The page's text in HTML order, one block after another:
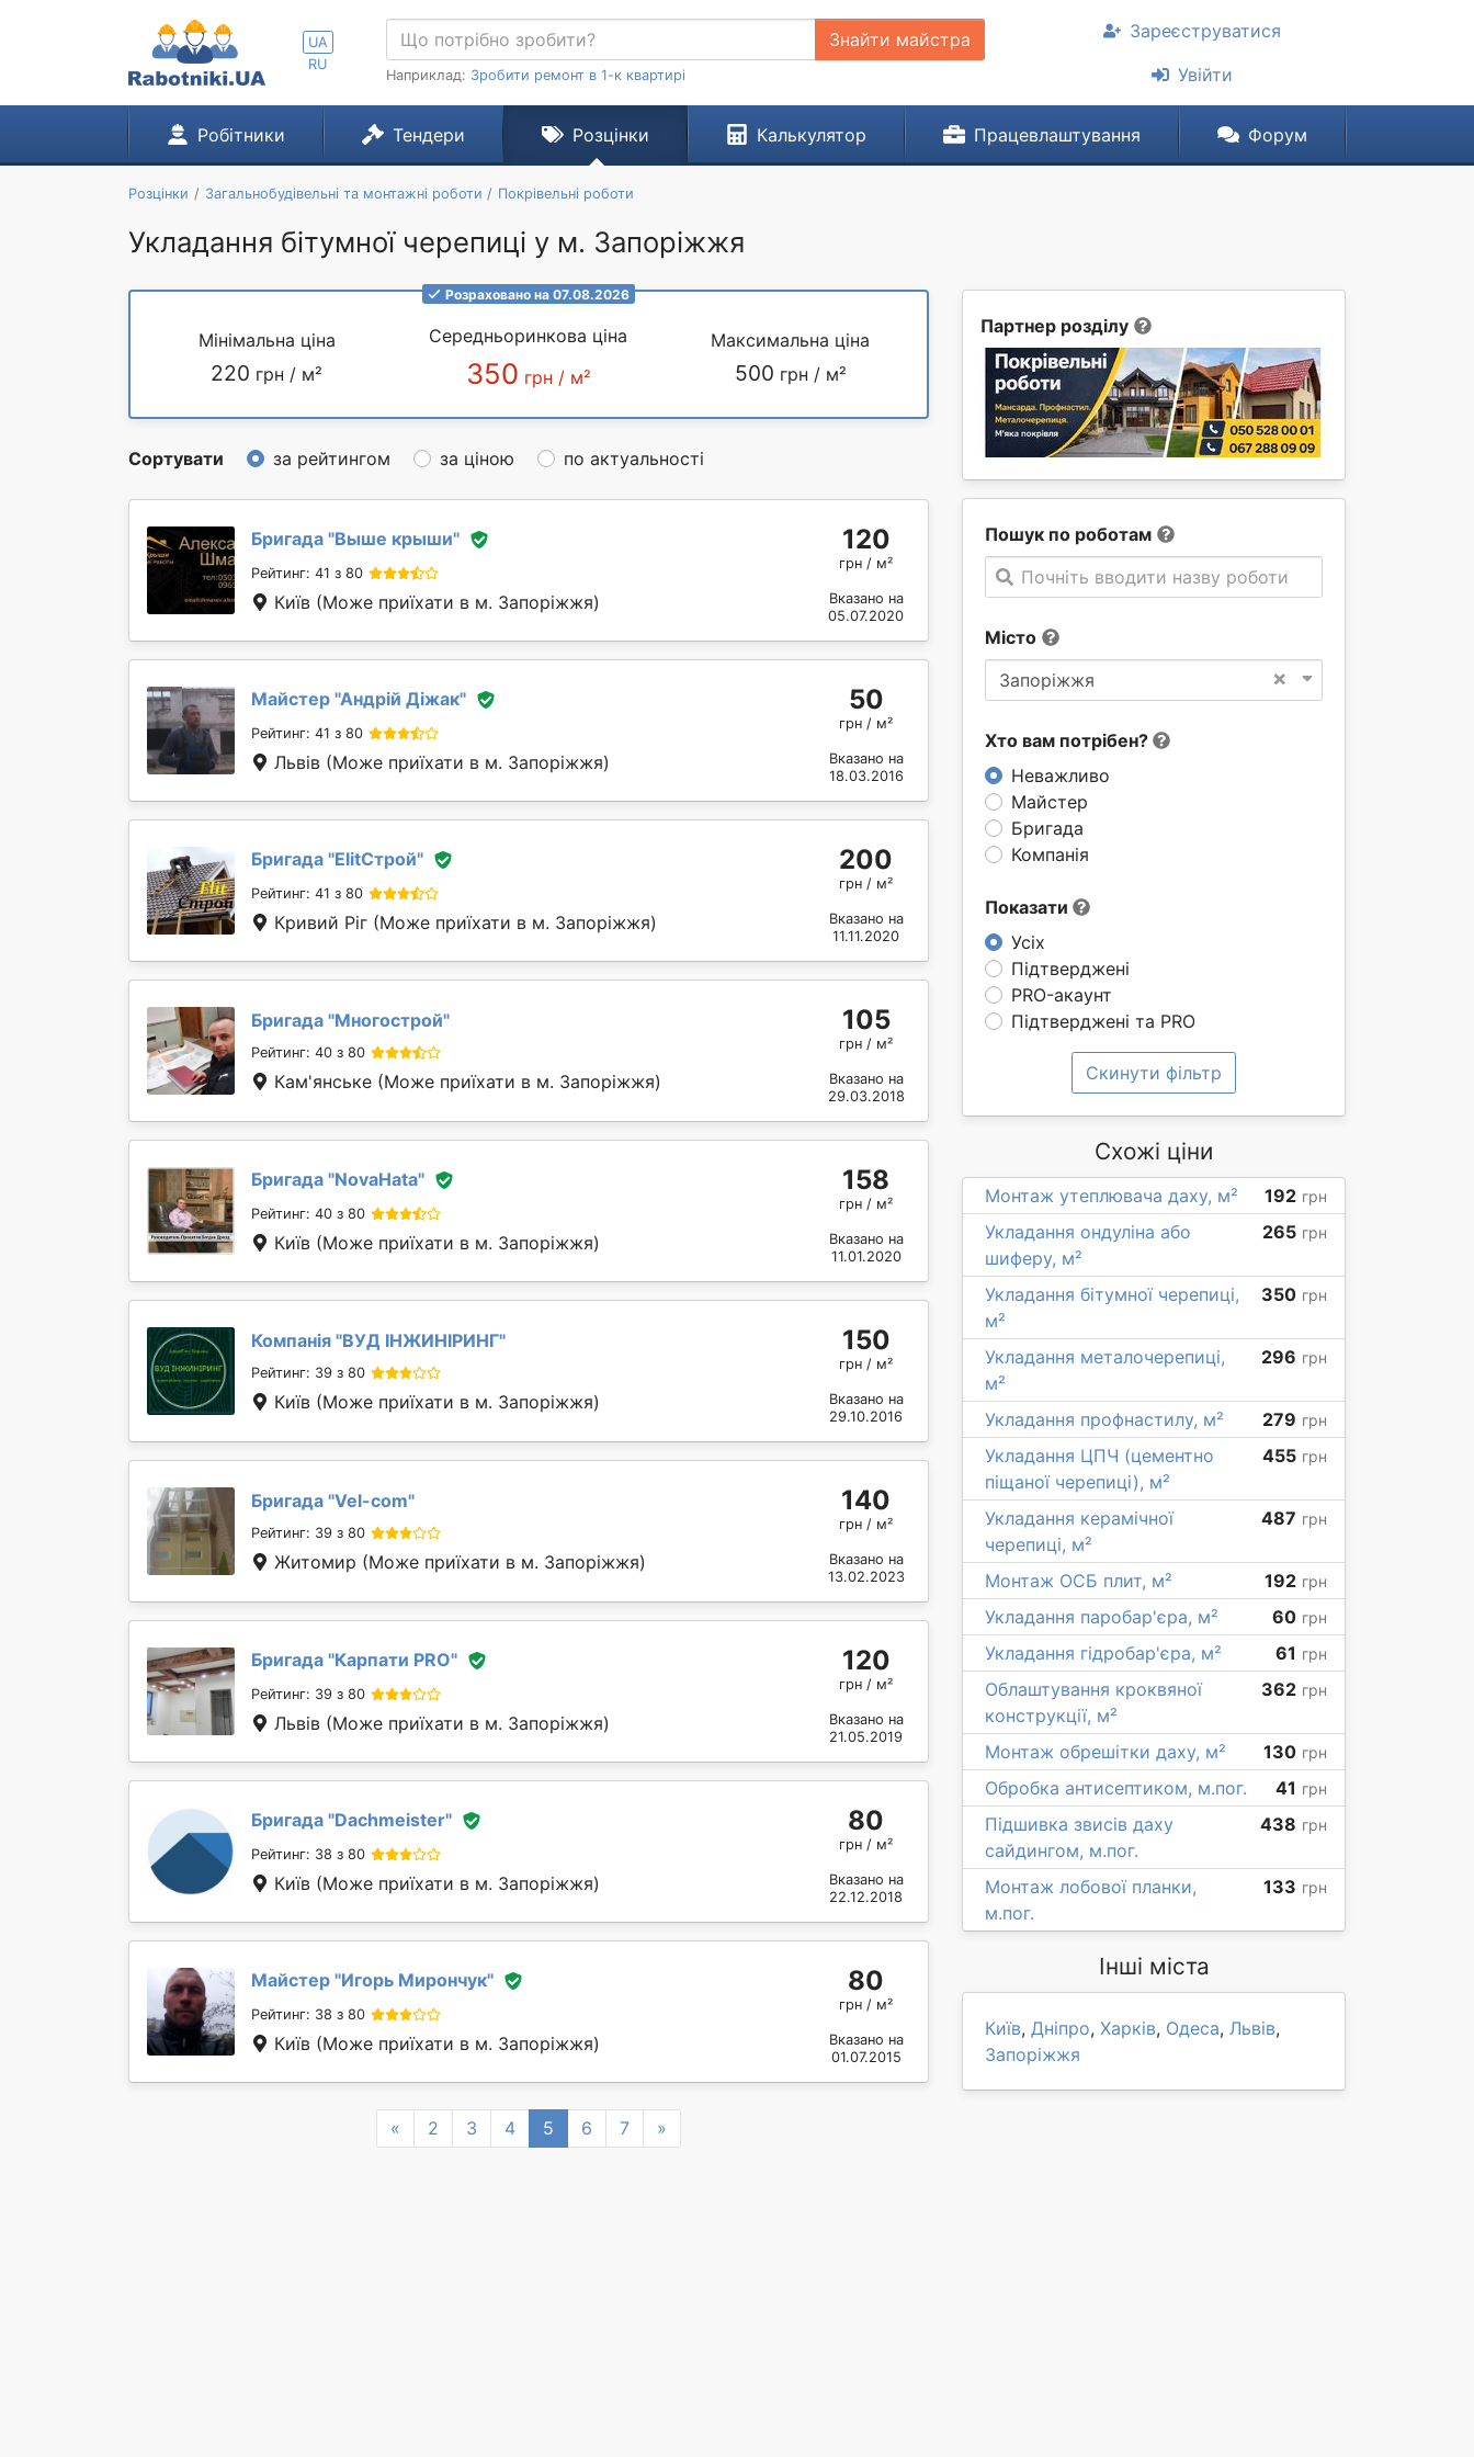
UA
RU
Знайти майстра
Наприклад: Зробити ремонт в 1-к квартирі
Зареєструватися
Увійти
Робітники Тендери Розцінки Калькулятор Працевлаштування Форум
Розцінки Загальнобудівельні та монтажні роботи Покрівельні роботи
Укладання бітумної черепиці у м. Запоріжжя
Партнер розділу
Пошук по роботам
Почніть вводити назву роботи
Місто
×
Запоріжжя
Хто вам потрібен?
Неважливо
Майстер
Бригада
Компанія
Показати
Усіх
Підтверджені
PRO-акаунт
Підтверджені та PRO
Скинути фільтр
Розраховано на 07.08.2026
Мінімальна ціна
220 грн / м²
Середньоринкова ціна
350 грн / м²
Максимальна ціна
500 грн / м²
Сортувати за рейтингом за ціною по актуальності
Бригада "Выше крыши"
Рейтинг: 41 з 80
Київ (Може приїхати в м. Запоріжжя)
120
грн / м²
Вказано на
05.07.2020
Майстер "Андрій Діжак"
Рейтинг: 41 з 80
Львів (Може приїхати в м. Запоріжжя)
50
грн / м²
Вказано на
18.03.2016
Бригада "ElitСтрой"
Рейтинг: 41 з 80
Кривий Ріг (Може приїхати в м. Запоріжжя)
200
грн / м²
Вказано на
11.11.2020
Бригада "Многострой"
Рейтинг: 40 з 80
Кам'янське (Може приїхати в м. Запоріжжя)
105
грн / м²
Вказано на
29.03.2018
Бригада "NovaHata"
Рейтинг: 40 з 80
Київ (Може приїхати в м. Запоріжжя)
158
грн / м²
Вказано на
11.01.2020
Компанія "ВУД ІНЖИНІРИНГ"
Рейтинг: 39 з 80
Київ (Може приїхати в м. Запоріжжя)
150
грн / м²
Вказано на
29.10.2016
Бригада "Vel-com"
Рейтинг: 39 з 80
Житомир (Може приїхати в м. Запоріжжя)
140
грн / м²
Вказано на
13.02.2023
Бригада "Карпати PRO"
Рейтинг: 39 з 80
Львів (Може приїхати в м. Запоріжжя)
120
грн / м²
Вказано на
21.05.2019
Бригада "Dachmeister"
Рейтинг: 38 з 80
Київ (Може приїхати в м. Запоріжжя)
80
грн / м²
Вказано на
22.12.2018
Майстер "Игорь Мирончук"
Рейтинг: 38 з 80
Київ (Може приїхати в м. Запоріжжя)
80
грн / м²
Вказано на
01.07.2015
« Previous
2 3 4 5 6 7 »
Схожі ціни
Монтаж утеплювача даху, м² 192 грн
Укладання ондуліна або
шиферу, м²
265 грн
Укладання бітумної черепиці,
м²
350 грн
Укладання металочерепиці,
м²
296 грн
Укладання профнастилу, м² 279 грн
Укладання ЦПЧ (цементно
піщаної черепиці), м²
455 грн
Укладання керамічної
черепиці, м²
487 грн
Монтаж ОСБ плит, м² 192 грн
Укладання паробар'єра, м² 60 грн
Укладання гідробар'єра, м² 61 грн
Облаштування кроквяної
конструкції, м²
362 грн
Монтаж обрешітки даху, м² 130 грн
Обробка антисептиком, м.пог. 41 грн
Підшивка звисів даху
сайдингом, м.пог.
438 грн
Монтаж лобової планки,
м.пог.
133 грн
Інші міста
Київ, Дніпро, Харків, Одеса, Львів,
Запоріжжя